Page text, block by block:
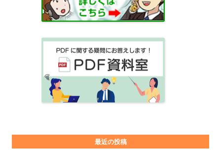
最近の投稿